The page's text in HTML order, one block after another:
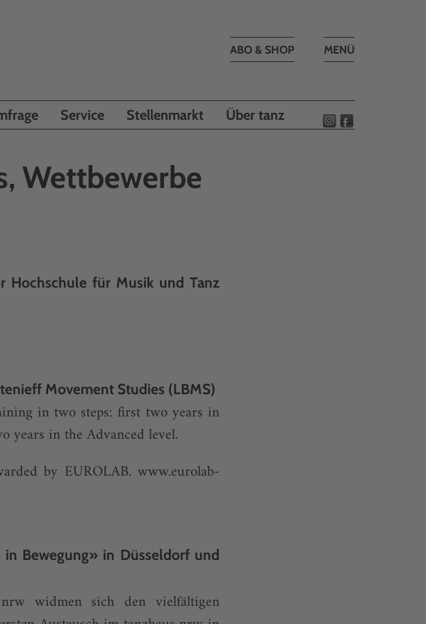
Toggle
MENÜ
ABO & SHOP
Service Stellenmarkt Über tanz
Wettbewerbe
Hochschule für Musik und Tanz
Movement Studies (LBMS)
in two steps: first two years in
in the Advanced level.
by EUROLAB. www.eurolab-
Bewegung» in Düsseldorf und
widmen sich den vielfältigen